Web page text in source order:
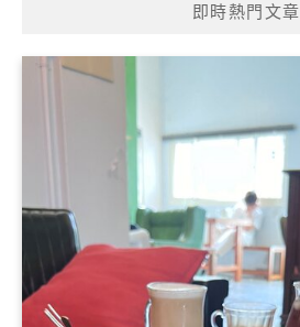
即時熱門文章